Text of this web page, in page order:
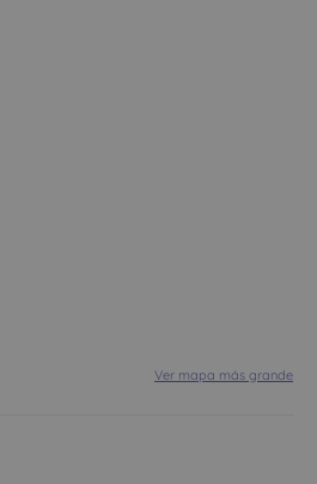
Ver mapa más grande